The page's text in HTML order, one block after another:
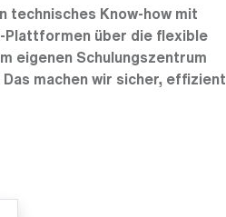
technisches Know-how mit
Plattformen über die flexible
eigenen Schulungszentrum
machen wir sicher, effizient